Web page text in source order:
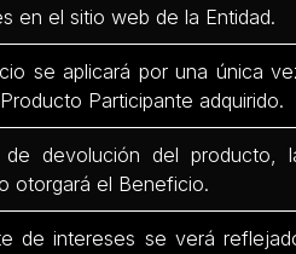
en el sitio web de la Entidad.
se aplicará por una única
Participante adquirido.
devolución del producto,
otorgará el Beneficio.
de intereses se verá